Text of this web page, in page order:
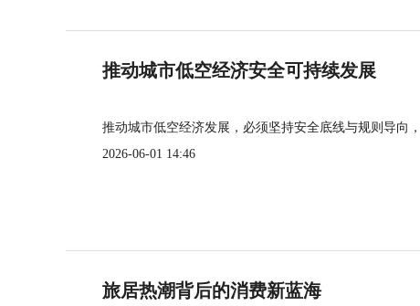
推动城市低空经济安全可持续发展
推动城市低空经济发展，必须坚持安全底线与规则导向
2026-06-01 14:46
旅居热潮背后的消费新蓝海